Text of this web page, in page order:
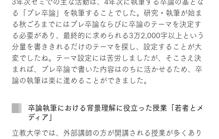
る「プレ卒論」を執筆することでした。研究・執筆が始ま
る秋ごろまでにはプレ卒論ならびに卒論のテーマを決定す
る必要があり、最終的に求められる3万2,000字以上という
分量を書ききれるだけのテーマを探し、設定することが大
変でしたね。テーマ設定には苦労しましたが、そこさえ決
まれば、プレ卒論で書いた内容はのちに活かせるため、卒
論の執筆は楽に進めることができました。
卒論執筆における背景理解に役立った授業「若者とメ
ディア」
立教大学では、外部講師の方が開講される授業が多くあり